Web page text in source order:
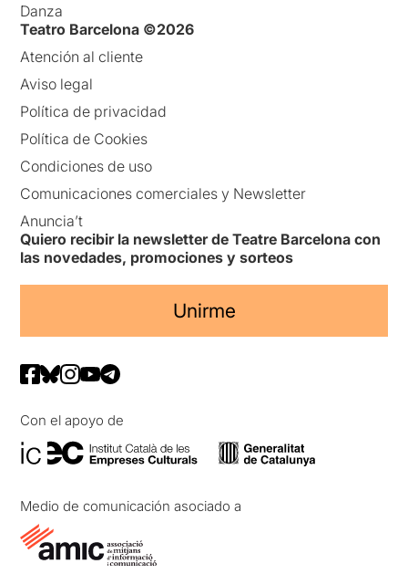
Danza
Teatro Barcelona ©2026
Atención al cliente
Aviso legal
Política de privacidad
Política de Cookies
Condiciones de uso
Comunicaciones comerciales y Newsletter
Anuncia’t
Quiero recibir la newsletter de Teatre Barcelona con
las novedades, promociones y sorteos
Unirme
Con el apoyo de
Medio de comunicación asociado a